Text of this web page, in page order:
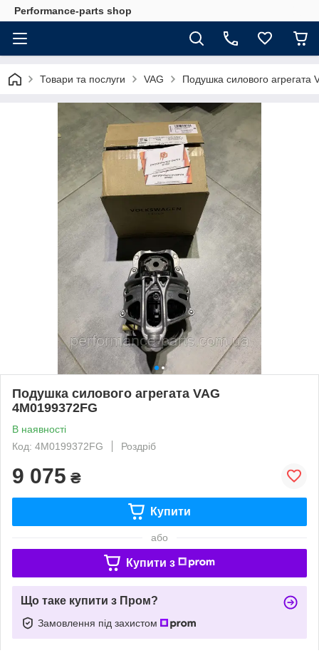
Performance-parts shop
Товари та послуги VAG Подушка силового агрегата
Подушка силового агрегата VAG
4M0199372FG
В наявності
Код: 4M0199372FG
Роздріб
9 075 ₴
Купити
або
Купити з
Що таке купити з Пром?
Замовлення під захистом